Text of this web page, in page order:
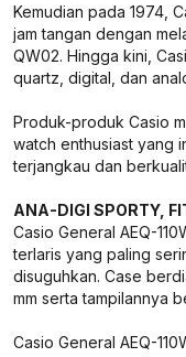
Kemudian pada 1974,
jam tangan dengan
QW02. Hingga kini,
quartz, digital, dan
Produk-produk Casio
watch enthusiast yang
terjangkau dan
ANA-DIGI SPORTY,
Casio General AEQ-
terlaris yang paling
disuguhkan. Case
mm serta tampilannya
Casio General AEQ-